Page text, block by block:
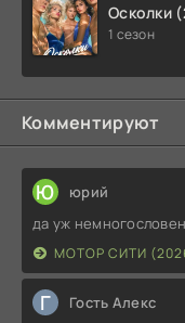
Осколки
1 сезон
Комментируют
Ю юрий
да уж немногословен
МОТОР СИТИ
Г Гость Алекс